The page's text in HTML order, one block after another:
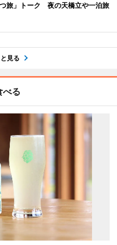
旅」トーク 夜の天橋立や一泊旅
見る
べる